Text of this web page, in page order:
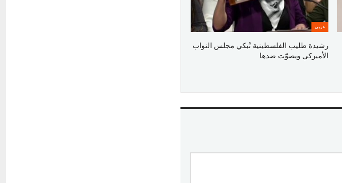
عربي
رشيدة طليب الفلسطينية تُبكي مجلس النواب
الأميركي ويصوّت ضدها